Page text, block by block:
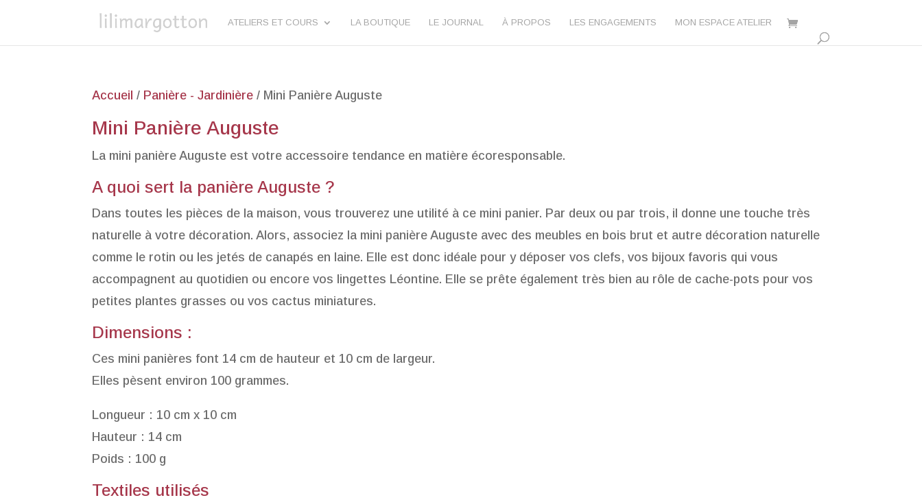
ATELIERS ET COURS LA BOUTIQUE LE JOURNAL À PROPOS LES ENGAGEMENTS MON ESPACE ATELIER
Accueil / Panière - Jardinière / Mini Panière Auguste
Mini Panière Auguste
La mini panière Auguste est votre accessoire tendance en matière écoresponsable.
A quoi sert la panière Auguste ?
Dans toutes les pièces de la maison, vous trouverez une utilité à ce mini panier. Par deux ou par trois, il donne une touche très
naturelle à votre décoration. Alors, associez la mini panière Auguste avec des meubles en bois brut et autre décoration naturelle
comme le rotin ou les jetés de canapés en laine. Elle est donc idéale pour y déposer vos clefs, vos bijoux favoris qui vous
accompagnent au quotidien ou encore vos lingettes Léontine. Elle se prête également très bien au rôle de cache-pots pour vos
petites plantes grasses ou vos cactus miniatures.
Dimensions :
Ces mini panières font 14 cm de hauteur et 10 cm de largeur.
Elles pèsent environ 100 grammes.
Longueur : 10 cm x 10 cm
Hauteur : 14 cm
Poids : 100 g
Textiles utilisés